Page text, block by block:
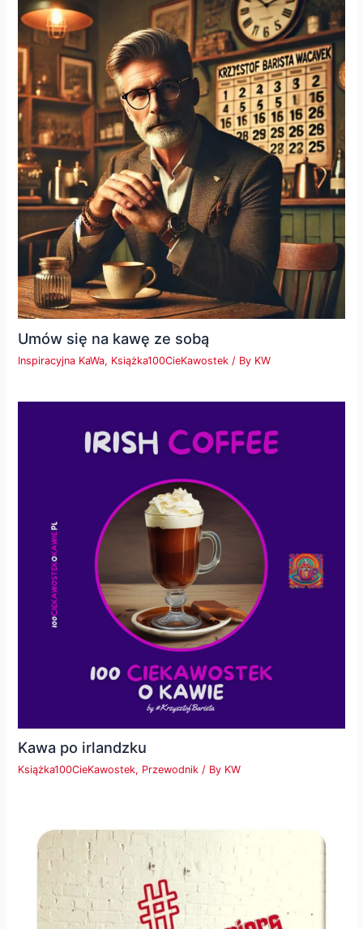
Umów się na kawę ze sobą
Inspiracyjna KaWa, Książka100CieKawostek / By KW
Kawa po irlandzku
Książka100CieKawostek, Przewodnik / By KW